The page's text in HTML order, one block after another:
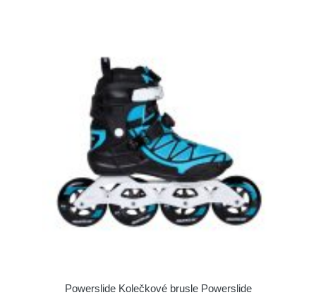
Powerslide Kolečkové brusle Powerslide